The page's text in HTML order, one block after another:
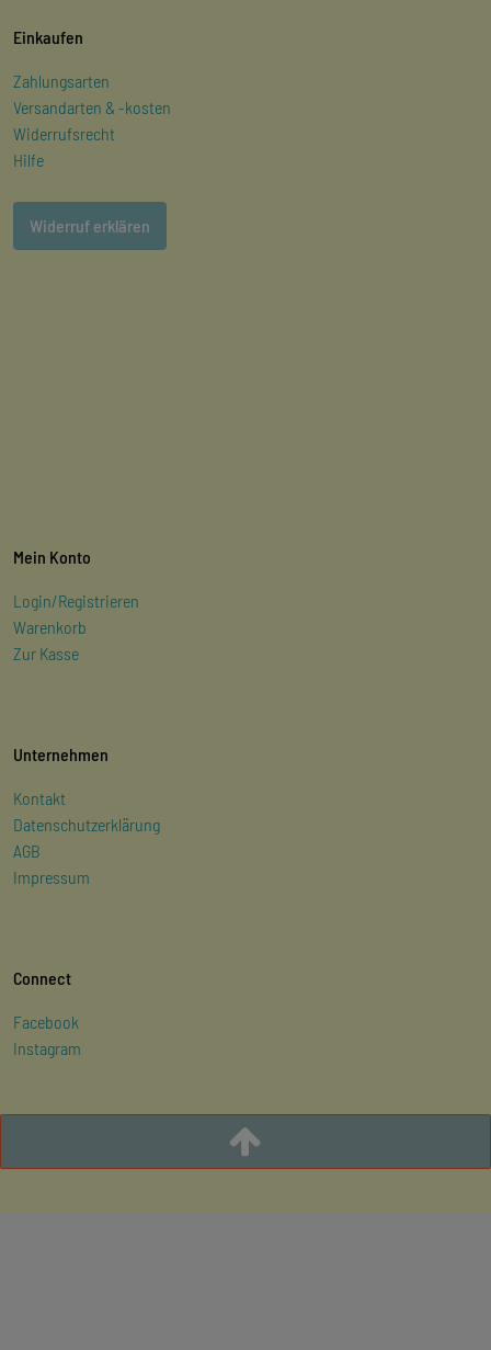
Einkaufen
Zahlungsarten
Versandarten & -kosten
Widerrufsrecht
Hilfe
Widerruf erklären
Mein Konto
Login/Registrieren
Warenkorb
Zur Kasse
Unternehmen
Kontakt
Datenschutzerklärung
AGB
Impressum
Connect
Facebook
Instagram